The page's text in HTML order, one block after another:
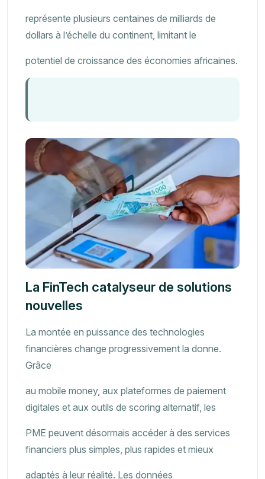
représente plusieurs centaines de milliards de
dollars à l’échelle du continent, limitant le
potentiel de croissance des économies africaines.
La FinTech catalyseur de solutions
nouvelles
La montée en puissance des technologies
financières change progressivement la donne.
Grâce
au mobile money, aux plateformes de paiement
digitales et aux outils de scoring alternatif, les
PME peuvent désormais accéder à des services
financiers plus simples, plus rapides et mieux
adaptés à leur réalité. Les données